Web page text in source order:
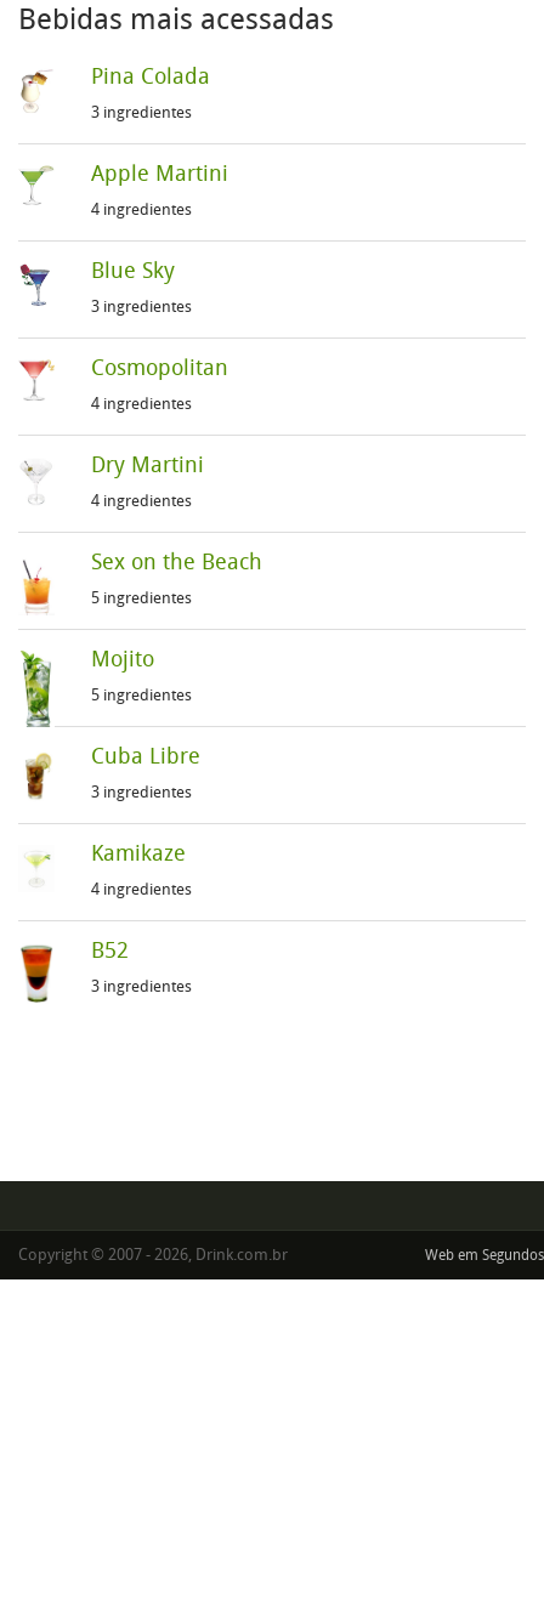
Bebidas mais acessadas
Pina Colada
3 ingredientes
Apple Martini
4 ingredientes
Blue Sky
3 ingredientes
Cosmopolitan
4 ingredientes
Dry Martini
4 ingredientes
Sex on the Beach
5 ingredientes
Mojito
5 ingredientes
Cuba Libre
3 ingredientes
Kamikaze
4 ingredientes
B52
3 ingredientes
Copyright © 2007 - 2026, Drink.com.br Web em Segundos